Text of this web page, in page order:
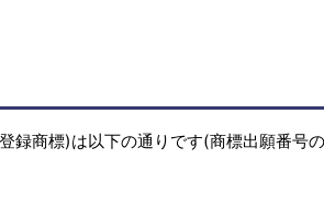
録商標)は以下の通りです(商標出願番号